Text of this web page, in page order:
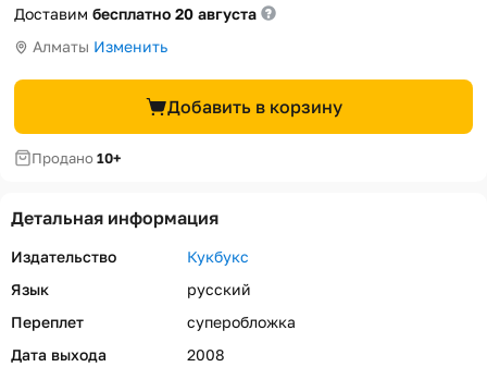
Доставим бесплатно 20 августа
Алматы Изменить
Добавить в корзину
Продано10+
Детальная информация
Издательство
Кукбукс
Язык
русский
Переплет
суперобложка
Дата выхода
2008